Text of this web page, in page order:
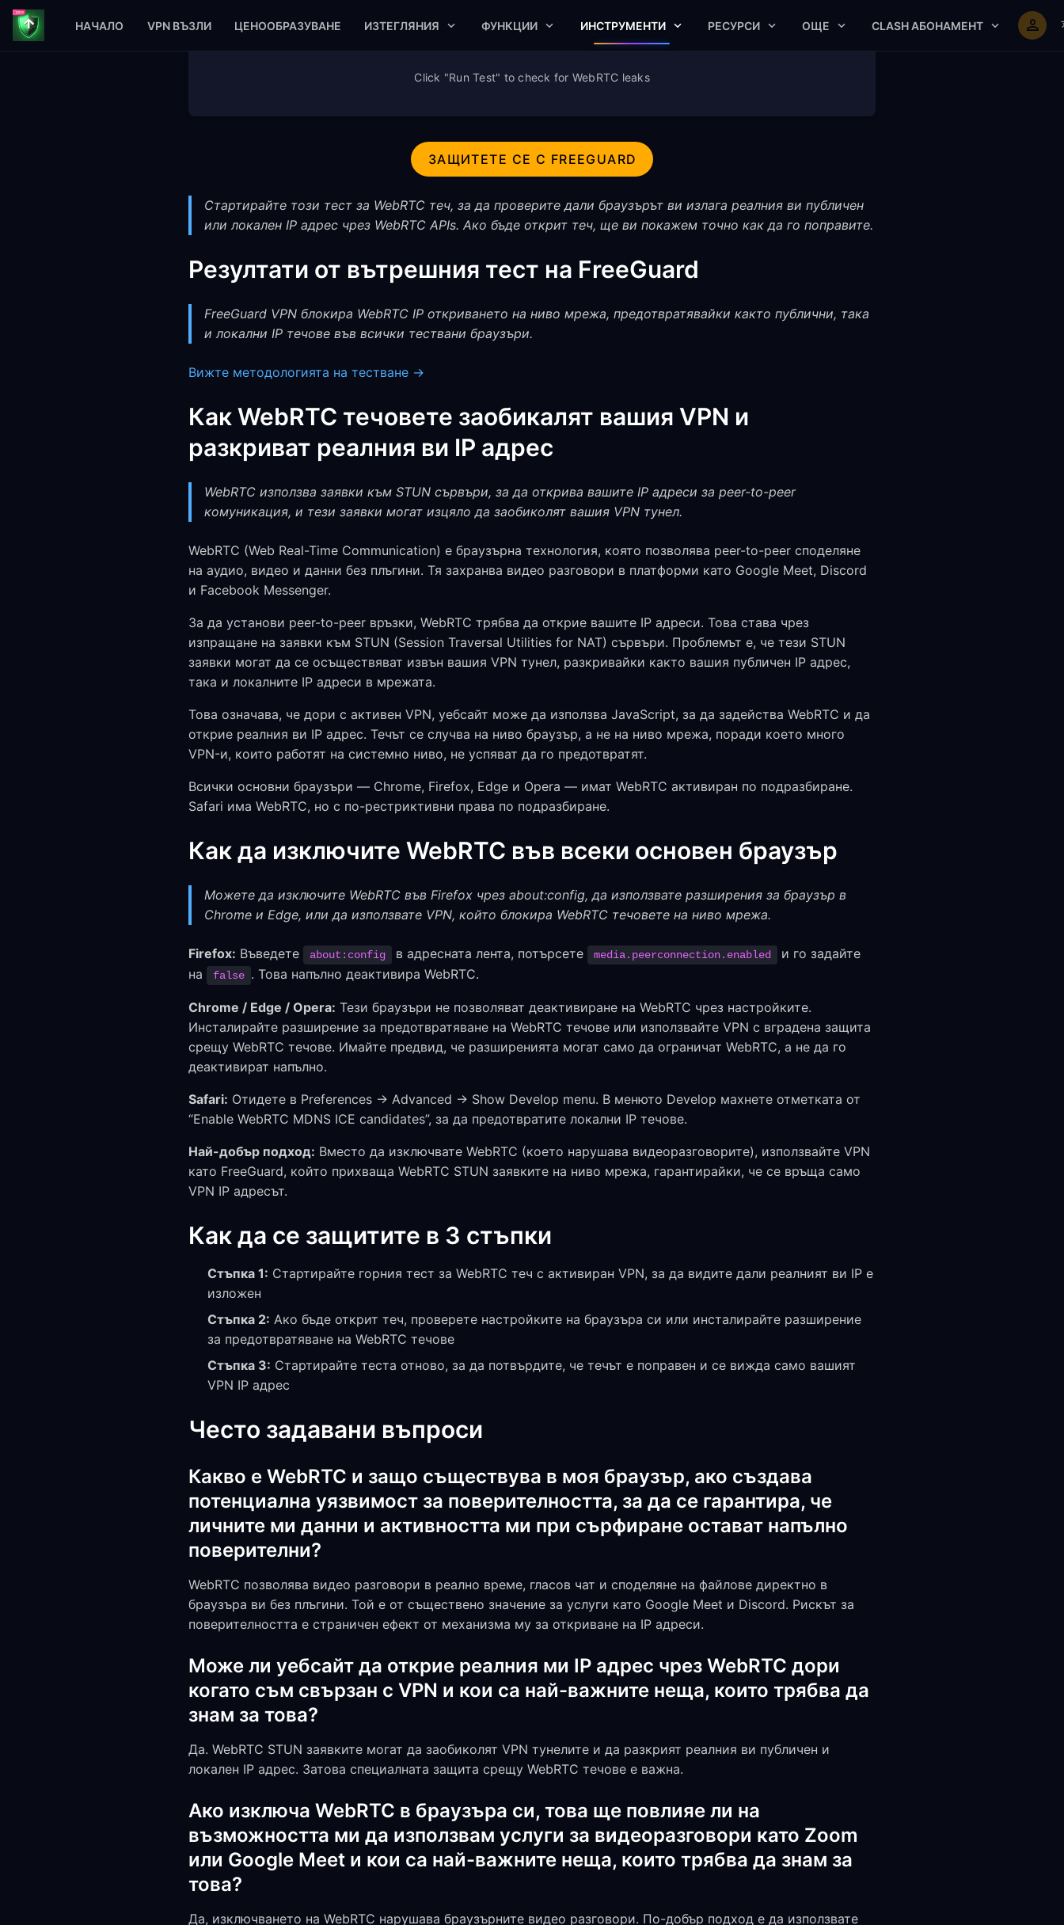
НАЧАЛО VPN ВЪЗЛИ ЦЕНООБРАЗУВАНЕ ИЗТЕГЛЯНИЯ ФУНКЦИИ ИНСТРУМЕНТИ РЕСУРСИ ОЩЕ CLASH АБОНАМЕНТ
Click "Run Test" to check for WebRTC leaks
ЗАЩИТЕТЕ СЕ С FREEGUARD
Стартирайте този тест за WebRTC теч, за да проверите дали браузърът ви излага реалния ви публичен
или локален IP адрес чрез WebRTC APIs. Ако бъде открит теч, ще ви покажем точно как да го поправите.
Резултати от вътрешния тест на FreeGuard
FreeGuard VPN блокира WebRTC IP откриването на ниво мрежа, предотвратявайки както публични, така
и локални IP течове във всички тествани браузъри.
Вижте методологията на тестване →
Как WebRTC течовете заобикалят вашия VPN и
разкриват реалния ви IP адрес
WebRTC използва заявки към STUN сървъри, за да открива вашите IP адреси за peer-to-peer
комуникация, и тези заявки могат изцяло да заобиколят вашия VPN тунел.
WebRTC (Web Real-Time Communication) е браузърна технология, която позволява peer-to-peer споделяне
на аудио, видео и данни без плъгини. Тя захранва видео разговори в платформи като Google Meet, Discord
и Facebook Messenger.
За да установи peer-to-peer връзки, WebRTC трябва да открие вашите IP адреси. Това става чрез
изпращане на заявки към STUN (Session Traversal Utilities for NAT) сървъри. Проблемът е, че тези STUN
заявки могат да се осъществяват извън вашия VPN тунел, разкривайки както вашия публичен IP адрес,
така и локалните IP адреси в мрежата.
Това означава, че дори с активен VPN, уебсайт може да използва JavaScript, за да задейства WebRTC и да
открие реалния ви IP адрес. Течът се случва на ниво браузър, а не на ниво мрежа, поради което много
VPN-и, които работят на системно ниво, не успяват да го предотвратят.
Всички основни браузъри — Chrome, Firefox, Edge и Opera — имат WebRTC активиран по подразбиране.
Safari има WebRTC, но с по-рестриктивни права по подразбиране.
Как да изключите WebRTC във всеки основен браузър
Можете да изключите WebRTC във Firefox чрез about:config, да използвате разширения за браузър в
Chrome и Edge, или да използвате VPN, който блокира WebRTC течовете на ниво мрежа.
Firefox: Въведете about:config в адресната лента, потърсете media.peerconnection.enabled
и го задайте
на
false . Това напълно деактивира WebRTC.
Chrome / Edge / Opera: Тези браузъри не позволяват деактивиране на WebRTC чрез настройките.
Инсталирайте разширение за предотвратяване на WebRTC течове или използвайте VPN с вградена защита
срещу WebRTC течове. Имайте предвид, че разширенията могат само да ограничат WebRTC, а не да го
деактивират напълно.
Safari: Отидете в Preferences → Advanced → Show Develop menu. В менюто Develop махнете отметката от
“Enable WebRTC MDNS ICE candidates”, за да предотвратите локални IP течове.
Най-добър подход: Вместо да изключвате WebRTC (което нарушава видеоразговорите), използвайте VPN
като FreeGuard, който прихваща WebRTC STUN заявките на ниво мрежа, гарантирайки, че се връща само
VPN IP адресът.
Как да се защитите в 3 стъпки
Стъпка 1: Стартирайте горния тест за WebRTC теч с активиран VPN, за да видите дали реалният ви IP е
изложен
Стъпка 2: Ако бъде открит теч, проверете настройките на браузъра си или инсталирайте разширение
за предотвратяване на WebRTC течове
Стъпка 3: Стартирайте теста отново, за да потвърдите, че течът е поправен и се вижда само вашият
VPN IP адрес
Често задавани въпроси
Какво е WebRTC и защо съществува в моя браузър, ако създава
потенциална уязвимост за поверителността, за да се гарантира, че
личните ми данни и активността ми при сърфиране остават напълно
поверителни?
WebRTC позволява видео разговори в реално време, гласов чат и споделяне на файлове директно в
браузъра ви без плъгини. Той е от съществено значение за услуги като Google Meet и Discord. Рискът за
поверителността е страничен ефект от механизма му за откриване на IP адреси.
Може ли уебсайт да открие реалния ми IP адрес чрез WebRTC дори
когато съм свързан с VPN и кои са най-важните неща, които трябва да
знам за това?
Да. WebRTC STUN заявките могат да заобиколят VPN тунелите и да разкрият реалния ви публичен и
локален IP адрес. Затова специалната защита срещу WebRTC течове е важна.
Ако изключа WebRTC в браузъра си, това ще повлияе ли на
възможността ми да използвам услуги за видеоразговори като Zoom
или Google Meet и кои са най-важните неща, които трябва да знам за
това?
Да, изключването на WebRTC нарушава браузърните видео разговори. По-добър подход е да използвате